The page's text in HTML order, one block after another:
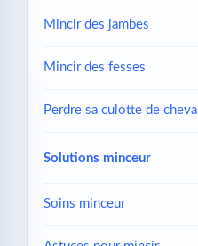
Mincir des jambes
Mincir des fesses
Perdre sa culotte de cheval
Solutions minceur
Soins minceur